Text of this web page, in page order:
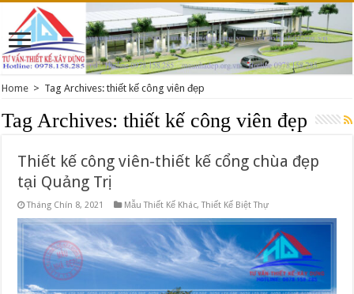
Home > Tag Archives: thiết kế công viên đẹp
Tag Archives:thiết kế công viên đẹp
Thiết kế công viên-thiết kế cổng chùa đẹp
tại Quảng Trị
Tháng Chín 8, 2021 Mẫu Thiết Kế Khác,Thiết Kế Biệt Thự